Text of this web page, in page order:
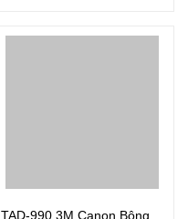
TAD-990 3M Canon Bông